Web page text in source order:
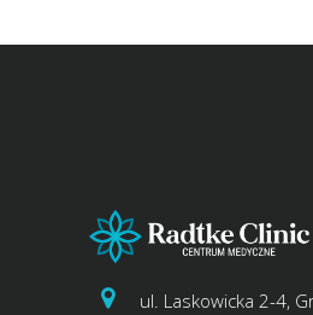
ul. Laskowicka 2-4,